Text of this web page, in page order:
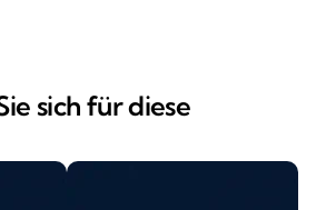
sich für diese